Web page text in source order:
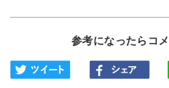
参考になったらコ